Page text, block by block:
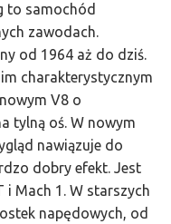
to samochód
zawodach.
od 1964 aż do dziś.
charakterystycznym
V8 o
tylną oś. W nowym
nawiązuje do
dobry efekt. Jest
Mach 1. W starszych
napędowych, od